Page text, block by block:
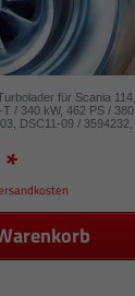
für Scania 114,
/ 340 kW, 462 PS / 380
DSC11-09 / 3594232,